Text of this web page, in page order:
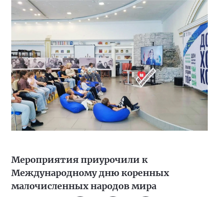
Мероприятия приурочили к
Международному дню коренных
малочисленных народов мира